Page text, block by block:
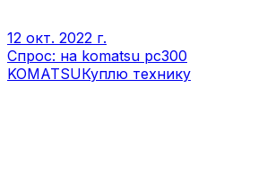
12 окт. 2022 г.
Спрос: на komatsu рс300
KOMATSUКуплю технику